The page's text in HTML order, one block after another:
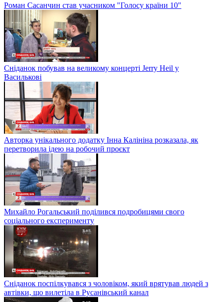
Роман Сасанчин став учасником "Голосу країни 10"
Сніданок побував на великому концерті Jerry Heil у
Василькові
Авторка унікального додатку Інна Калініна розказала, як
перетворила ідею на робочий проєкт
Михайло Рогальський поділився подробицями свого
соціального експерименту
Сніданок поспілкувався з чоловіком, який врятував людей з
автівки, що вилетіла в Русанівський канал